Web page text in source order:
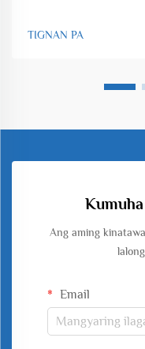
TIGNAN PA
Ang aming
Email